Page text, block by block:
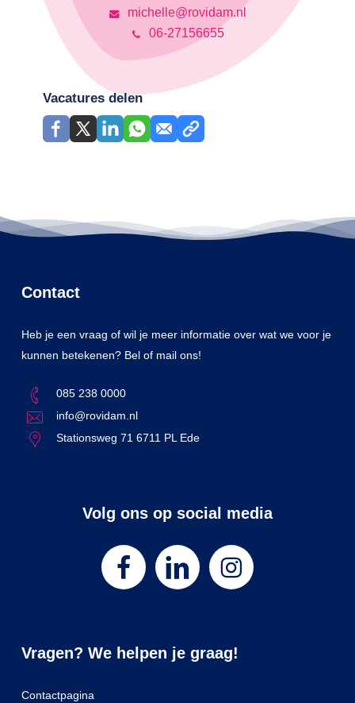
michelle@rovidam.nl
06-27156655
Vacatures delen
Contact
Heb je een vraag of wil je meer informatie over wat we voor je
kunnen betekenen? Bel of mail ons!
085 238 0000
info@rovidam.nl
Stationsweg 71 6711 PL Ede
Volg ons op social media
Vragen? We helpen je graag!
Contactpagina